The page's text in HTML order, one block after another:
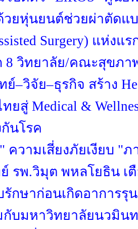
วยหุ่นยนต์ช่วยผ่าตัดแ
Surgery) แห่งแ
8 วิทยาลัย/คณะสุขภา
–วิจัย–ธุรกิจ สร้าง
ยสู่ Medical &
นโรค
ความเสี่ยงภัยเงียบ "
รพ.วิมุต พหลโยธิน เ
รักษาก่อนเกิดอาการรุ
กับมหาวิทยาลัยนวมินท